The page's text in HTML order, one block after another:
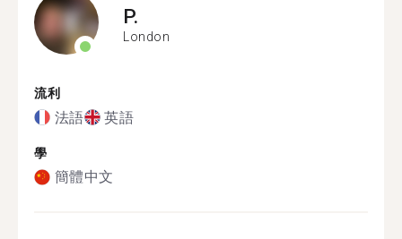
P.
London
流利
法語 英語
學
簡體中文